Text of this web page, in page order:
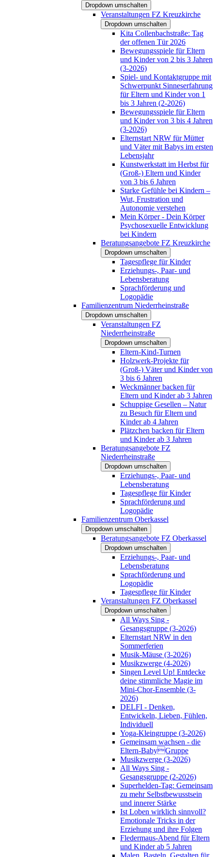
Dropdown umschalten
Veranstaltungen FZ Kreuzkirche
Dropdown umschalten
Kita Collenbachstraße: Tag
der offenen Tür 2026
Bewegungsspiele für Eltern
und Kinder von 2 bis 3 Jahren
(3-2026)
Spiel- und Kontaktgruppe mit
Schwerpunkt Sinneserfahrung
für Eltern und Kinder von 1
bis 3 Jahren (2-2026)
Bewegungsspiele für Eltern
und Kinder von 3 bis 4 Jahren
(3-2026)
Elternstart NRW für Mütter
und Väter mit Babys im ersten
Lebensjahr
Kunstwerkstatt im Herbst für
(Groß-) Eltern und Kinder
von 3 bis 6 Jahren
Starke Gefühle bei Kindern –
Wut, Frustration und
Autonomie verstehen
Mein Körper - Dein Körper
Psychosexuelle Entwicklung
bei Kindern
Beratungsangebote FZ Kreuzkirche
Dropdown umschalten
Tagespflege für Kinder
Erziehungs-, Paar- und
Lebensberatung
Sprachförderung und
Logopädie
Familienzentrum Niederrheinstraße
Dropdown umschalten
Veranstaltungen FZ
Niederrheinstraße
Dropdown umschalten
Eltern-Kind-Turnen
Holzwerk-Projekte für
(Groß-) Väter und Kinder von
3 bis 6 Jahren
Weckmänner backen für
Eltern und Kinder ab 3 Jahren
Schuppige Gesellen – Natur
zu Besuch für Eltern und
Kinder ab 4 Jahren
Plätzchen backen für Eltern
und Kinder ab 3 Jahren
Beratungsangebote FZ
Niederrheinstraße
Dropdown umschalten
Erziehungs-, Paar- und
Lebensberatung
Tagespflege für Kinder
Sprachförderung und
Logopädie
Familienzentrum Oberkassel
Dropdown umschalten
Beratungsangebote FZ Oberkassel
Dropdown umschalten
Erziehungs-, Paar- und
Lebensberatung
Sprachförderung und
Logopädie
Tagespflege für Kinder
Veranstaltungen FZ Oberkassel
Dropdown umschalten
All Ways Sing -
Gesangsgruppe (3-2026)
Elternstart NRW in den
Sommerferien
Musik-Mäuse (3-2026)
Musikzwerge (4-2026)
Singen Level Up! Entdecke
deine stimmliche Magie im
Mini-Chor-Ensemble (3-
2026)
DELFI - Denken,
Entwickeln, Lieben, Fühlen,
Individuell
Yoga-Kleingruppe (3-2026)
Gemeinsam wachsen - die
Eltern-BabyGruppe
Musikzwerge (3-2026)
All Ways Sing -
Gesangsgruppe (2-2026)
Superhelden-Tag: Gemeinsam
zu mehr Selbstbewusstsein
und innerer Stärke
Ist Loben wirklich sinnvoll?
Emotionale Tricks in der
Erziehung und ihre Folgen
Fledermaus-Abend für Eltern
und Kinder ab 5 Jahren
Malen, Basteln, Gestalten für